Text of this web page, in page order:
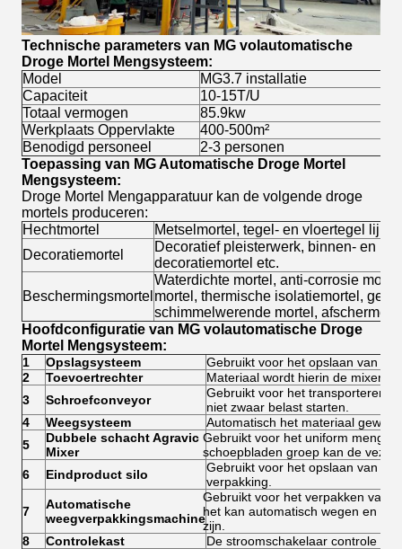
Technische parameters van MG volautomatische
Droge Mortel Mengsysteem:
Model
MG3.7 installatie
Capaciteit
10-15T/U
Totaal vermogen
85.9kw
Werkplaats Oppervlakte
400-500m²
Benodigd personeel
2-3 personen
Toepassing van MG Automatische Droge Mortel
Mengsysteem:
Droge Mortel Mengapparatuur kan de volgende droge
mortels produceren:
Hechtmortel
Metselmortel, tegel- en vloertegel
Decoratiemortel
Decoratief pleisterwerk, binnen- en
decoratiemortel etc.
Beschermingsmortel
Waterdichte mortel, anti-corrosie
mortel, thermische isolatiemortel,
schimmelwerende mortel,
Hoofdconfiguratie van MG volautomatische Droge
Mortel Mengsysteem:
1 Opslagsysteem
Gebruikt voor het opslaan van
2
Toevoertrechter
Materiaal wordt hierin de mixer
3
Schroefconveyor
Gebruikt voor het transporteren
niet zwaar belast starten.
4
Weegsysteem
Automatisch het materiaal
5
Dubbele schacht Agravic
Mixer
Gebruikt voor het uniform
schoepbladen groep kan de
6
Eindproduct silo
Gebruikt voor het opslaan van
verpakking.
7
Automatische
weegverpakkingsmachine
Gebruikt voor het verpakken van
het kan automatisch wegen en
zijn.
8
Controlekast De stroomschakelaar controle